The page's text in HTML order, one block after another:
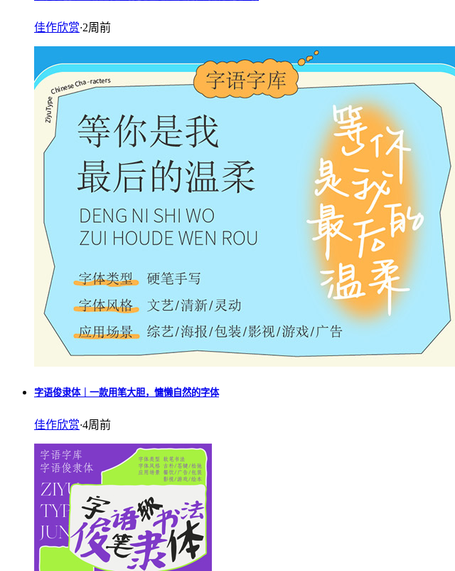
佳作欣赏·2周前
字语俊隶体｜一款用笔大胆，慵懒自然的字体
佳作欣赏·4周前